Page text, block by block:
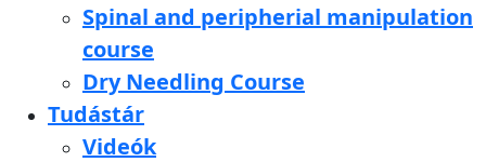
Spinal and peripherial manipulation
course
Dry Needling Course
Tudástár
Videók